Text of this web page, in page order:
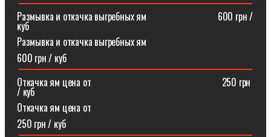
Размывка и откачка выгребных ям⠀⠀⠀⠀⠀⠀⠀⠀⠀⠀600 грн /
куб
Размывка и откачка выгребных ям
600 грн / куб
Откачка ям цена от ⠀⠀⠀⠀⠀⠀⠀⠀⠀⠀⠀⠀⠀⠀⠀⠀⠀⠀250 грн
/ куб
Откачка ям цена от
250 грн / куб